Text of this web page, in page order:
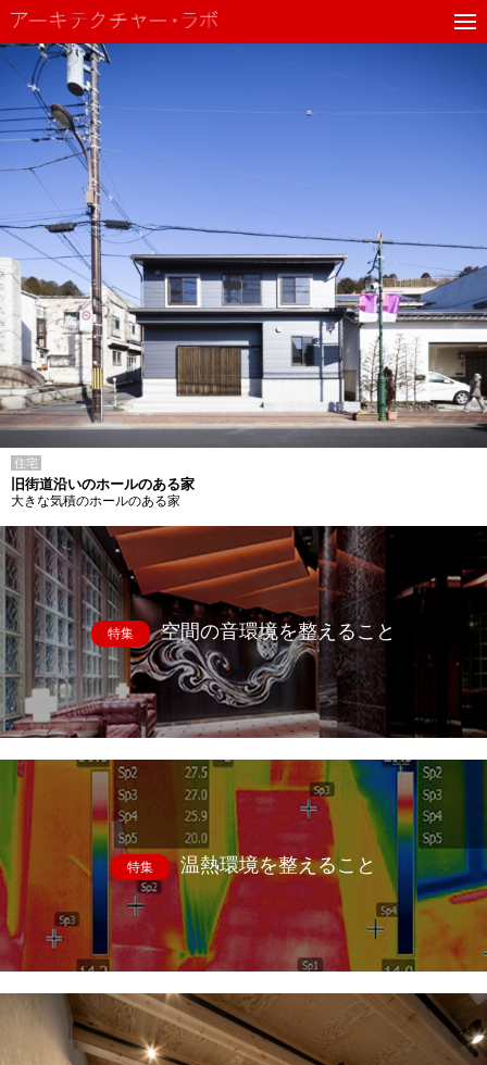
住宅
旧街道沿いのホールのある家
大きな気積のホールのある家
特集 空間の音環境を整えること
特集 温熱環境を整えること